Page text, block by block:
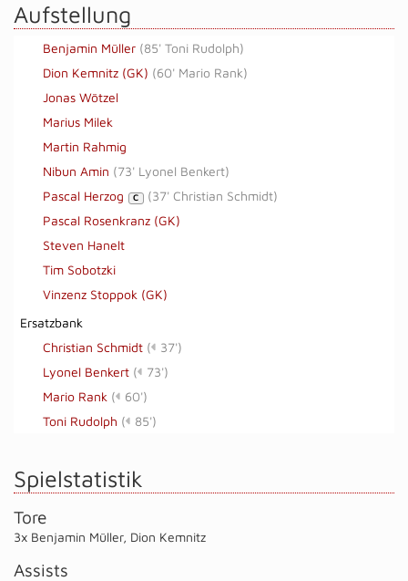
Aufstellung
Benjamin Müller (85' Toni Rudolph)
Dion Kemnitz (GK) (60' Mario Rank)
Jonas Wötzel
Marius Milek
Martin Rahmig
Nibun Amin (73' Lyonel Benkert)
Pascal Herzog
C (37' Christian Schmidt)
Pascal Rosenkranz (GK)
Steven Hanelt
Tim Sobotzki
Vinzenz Stoppok (GK)
Ersatzbank
Christian Schmidt (
37')
Lyonel Benkert (
73')
Mario Rank (
60')
Toni Rudolph ( 85')
Spielstatistik
Tore
3x Benjamin Müller, Dion Kemnitz
Assists